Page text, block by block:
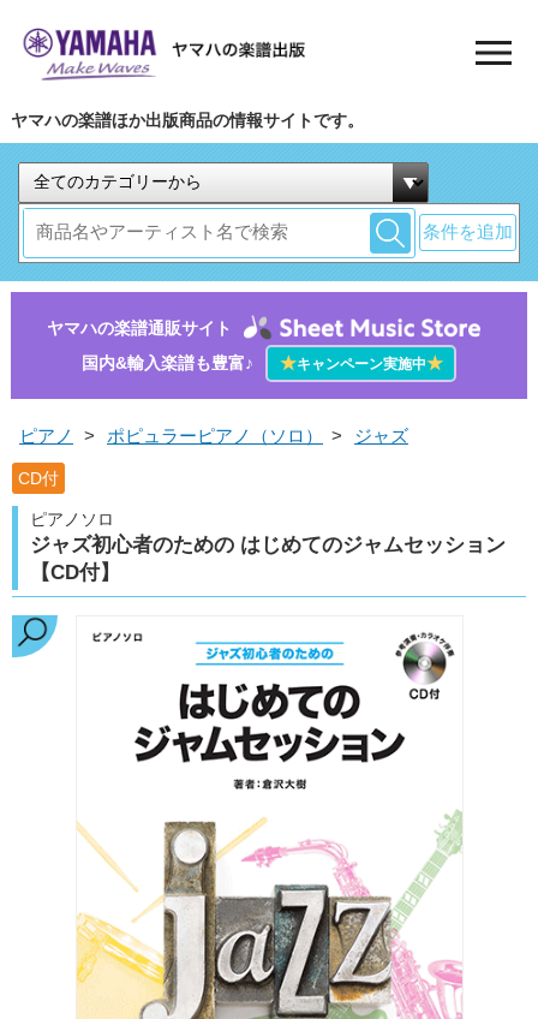
ヤマハの楽譜ほか出版商品の情報サイトです。
条件を追加
ヤマハの楽譜通販サイト
国内&輸入楽譜も豊富♪
★キャンペーン実施中★
ピアノ > ポピュラーピアノ（ソロ） > ジャズ
CD付
ピアノソロ
ジャズ初心者のための はじめてのジャムセッション
【CD付】